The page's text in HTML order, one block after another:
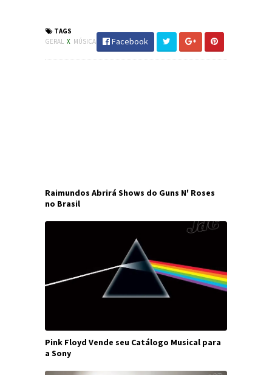
TAGS
GERAL X MÚSICA Facebook
Raimundos Abrirá Shows do Guns N' Roses
no Brasil
Pink Floyd Vende seu Catálogo Musical para
a Sony